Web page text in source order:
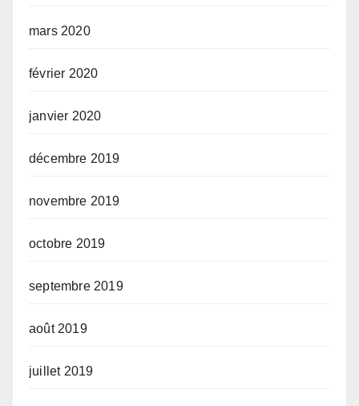
mars 2020
février 2020
janvier 2020
décembre 2019
novembre 2019
octobre 2019
septembre 2019
août 2019
juillet 2019